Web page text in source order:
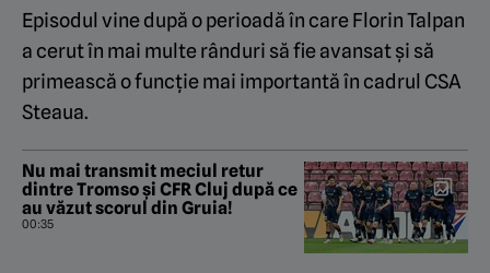
Episodul vine după o perioadă în care Florin Talpan
a cerut în mai multe rânduri să fie avansat și să
primească o funcție mai importantă în cadrul CSA
Steaua.
Nu mai transmit meciul retur
dintre Tromso și CFR Cluj după ce
au văzut scorul din Gruia!
00:35